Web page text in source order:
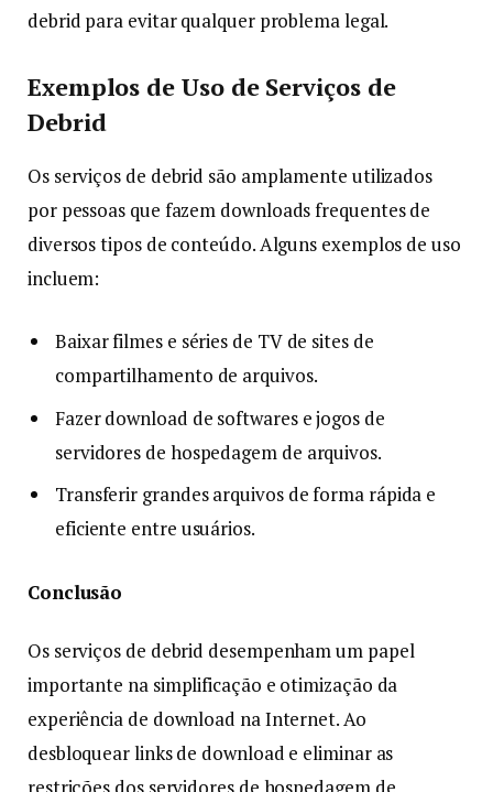
debrid para evitar qualquer problema legal.
Exemplos de Uso de Serviços de
Debrid
Os serviços de debrid são amplamente utilizados
por pessoas que fazem downloads frequentes de
diversos tipos de conteúdo. Alguns exemplos de uso
incluem:
Baixar filmes e séries de TV de sites de
compartilhamento de arquivos.
Fazer download de softwares e jogos de
servidores de hospedagem de arquivos.
Transferir grandes arquivos de forma rápida e
eficiente entre usuários.
Conclusão
Os serviços de debrid desempenham um papel
importante na simplificação e otimização da
experiência de download na Internet. Ao
desbloquear links de download e eliminar as
restrições dos servidores de hospedagem de